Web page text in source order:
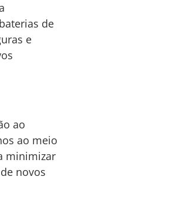
de
e
ao
ao meio
minimizar
novos